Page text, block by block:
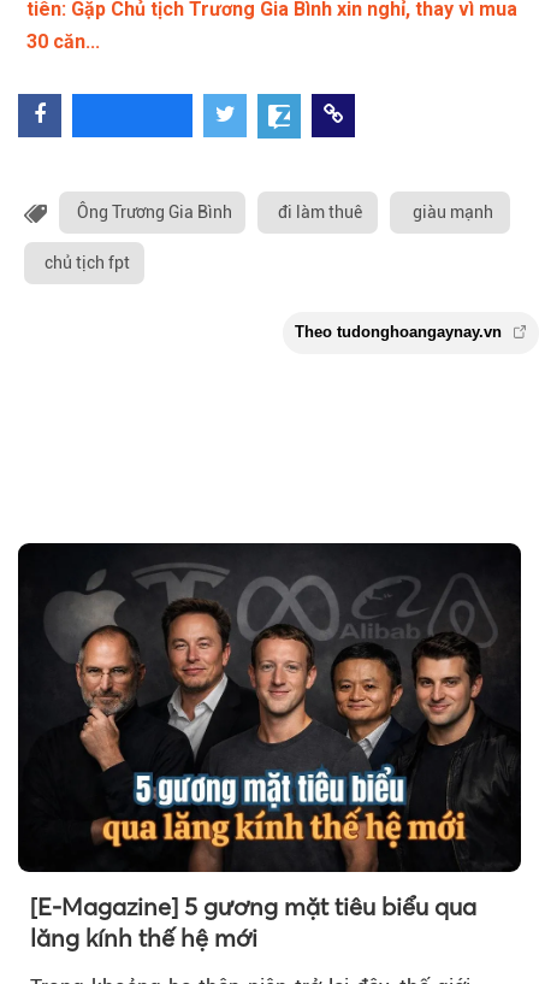
tiên: Gặp Chủ tịch Trương Gia Bình xin nghỉ, thay vì mua
30 căn...
Ông Trương Gia Bình đi làm thuê giàu mạnh
chủ tịch fpt
Theo
[E-Magazine] 5 gương mặt tiêu biểu qua
lăng kính thế hệ mới